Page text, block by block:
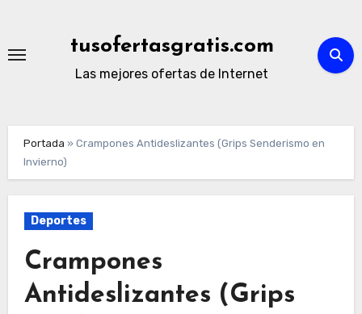
contenido
tusofertasgratis.com
Las mejores ofertas de Internet
Portada »Crampones Antideslizantes (Grips Senderismo en
Invierno)
Deportes
Crampones
Antideslizantes (Grips